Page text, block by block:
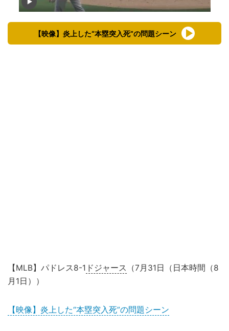
【映像】炎上した“本塁突入死”の問題シーン
【MLB】パドレス8-1 ドジャース
（7月31日（日本時間（8
月1日））
【映像】炎上した“本塁突入死”の問題シーン